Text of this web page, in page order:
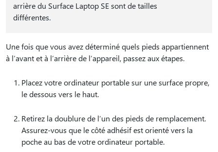
arrière du Surface Laptop SE sont de tailles
différentes.
Une fois que vous avez déterminé quels pieds appartiennent
à l’avant et à l’arrière de l’appareil, passez aux étapes.
Placez votre ordinateur portable sur une surface propre,
le dessous vers le haut.
Retirez la doublure de l’un des pieds de remplacement.
Assurez-vous que le côté adhésif est orienté vers la
poche au bas de votre ordinateur portable.